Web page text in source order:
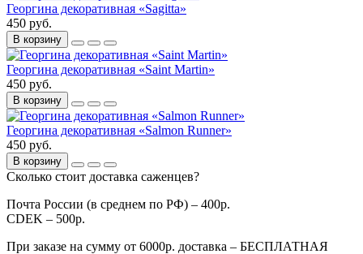
Георгина декоративная «Sagitta»
450 руб.
В корзину
Георгина декоративная «Saint Martin»
450 руб.
В корзину
Георгина декоративная «Salmon Runner»
450 руб.
В корзину
Сколько стоит доставка саженцев?
Почта России (в среднем по РФ) – 400р.
CDEK – 500р.
При заказе на сумму от 6000р. доставка – БЕСПЛАТНАЯ